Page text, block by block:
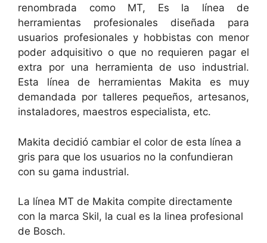
renombrada como MT, Es la línea de
herramientas profesionales diseñada para
usuarios profesionales y hobbistas con menor
poder adquisitivo o que no requieren pagar el
extra por una herramienta de uso industrial.
Esta línea de herramientas Makita es muy
demandada por talleres pequeños, artesanos,
instaladores, maestros especialista, etc.
Makita decidió cambiar el color de esta línea a
gris para que los usuarios no la confundieran
con su gama industrial.
La línea MT de Makita compite directamente
con la marca Skil, la cual es la linea profesional
de Bosch.